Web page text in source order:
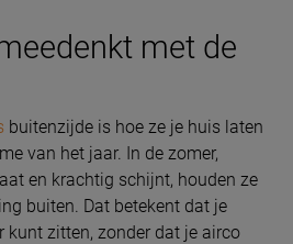
met de
buitenzijde is hoe ze je huis laten
van het jaar. In de zomer,
en krachtig schijnt, houden ze
buiten. Dat betekent dat je
kunt zitten, zonder dat je airco